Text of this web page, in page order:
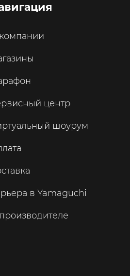
центр
шоурум
в Yamaguchi